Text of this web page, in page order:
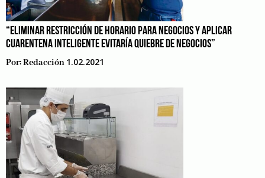
“ELIMINAR RESTRICCIÓN DE HORARIO PARA NEGOCIOS Y APLICAR
CUARENTENA INTELIGENTE EVITARÍA QUIEBRE DE NEGOCIOS”
Por:Redacción 1.02.2021